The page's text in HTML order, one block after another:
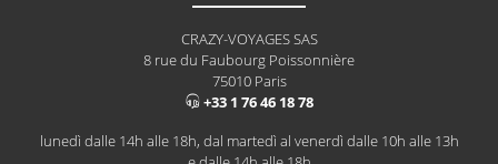
CRAZY-VOYAGES SAS
8 rue du Faubourg Poissonnière
75010 Paris
+33 1 76 46 18 78
lunedì dalle 14h alle 18h, dal martedì al venerdì dalle 10h alle 13h